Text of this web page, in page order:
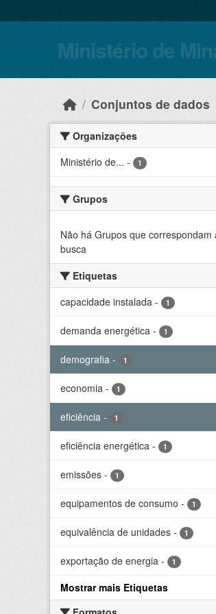
Ministério de
Conjuntos de dados
Organizações
Ministério de... - 1
Grupos
Não há Grupos que correspondam
busca
Etiquetas
capacidade instalada - 1
demanda energética - 1
demografia - 1
economia - 1
eficiência - 1
eficiência energética - 1
emissões - 1
equipamentos de consumo - 1
equivalência de unidades - 1
exportação de energia - 1
Mostrar mais Etiquetas